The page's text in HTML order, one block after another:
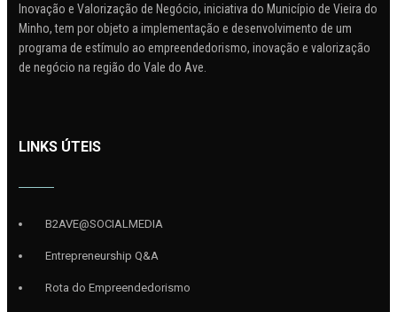
Inovação e Valorização de Negócio, iniciativa do Município de Vieira do
Minho, tem por objeto a implementação e desenvolvimento de um
programa de estímulo ao empreendedorismo, inovação e valorização
de negócio na região do Vale do Ave.
LINKS ÚTEIS
B2AVE@SOCIALMEDIA
Entrepreneurship Q&A
Rota do Empreendedorismo